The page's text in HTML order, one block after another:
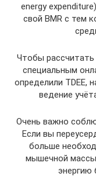
energy
свой BMR с тем
Чтобы рассчитать
специальным
определили TDEE,
ведение
Очень важно
Если вы
больше
мышечной
энергию